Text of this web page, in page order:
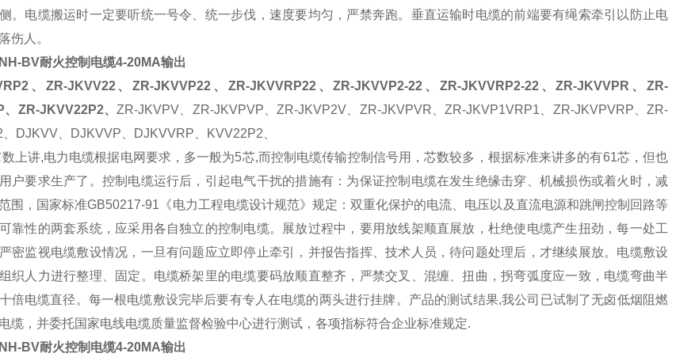
。电缆搬运时一定要听统一号令、统一步伐，速度要均匀，严禁奔跑。垂直运输时电缆的前端要有绳索牵引以防止电
伤人。
BV耐火控制电缆4-20MA输出
、ZR-JKVV22、ZR-JKVVP22、ZR-JKVVRP22、ZR-JKVVP2-22、ZR-JKVVRP2-22、ZR-JKVVPR、ZR-
ZR-JKVV22P2、 ZR-JKVPV、ZR-JKVPVP、ZR-JKVP2V、ZR-JKVPVR、ZR-JKVP1VRP1、ZR-JKVPVRP、ZR-
DJKVV、DJKVVP、DJKVVRP、KVV22P2、
数上讲,电力电缆根据电网要求，多一般为5芯,而控制电缆传输控制信号用，芯数较多，根据标准来讲多的有61芯，但也
户要求生产了。控制电缆运行后，引起电气干扰的措施有：为保证控制电缆在发生绝缘击穿、机械损伤或着火时，减
围，国家标准GB50217-91《电力工程电缆设计规范》规定：双重化保护的电流、电压以及直流电源和跳闸控制回路等
靠性的两套系统，应采用各自独立的控制电缆。展放过程中，要用放线架顺直展放，杜绝使电缆产生扭劲，每一处工
密监视电缆敷设情况，一旦有问题应立即停止牵引，并报告指挥、技术人员，待问题处理后，才继续展放。电缆敷设
织人力进行整理、固定。电缆桥架里的电缆要码放顺直整齐，严禁交叉、混缠、扭曲，拐弯弧度应一致，电缆弯曲半
倍电缆直径。每一根电缆敷设完毕后要有专人在电缆的两头进行挂牌。产品的测试结果,我公司已试制了无卤低烟阻燃
缆，并委托国家电线电缆质量监督检验中心进行测试，各项指标符合企业标准规定.
BV耐火控制电缆4-20MA输出